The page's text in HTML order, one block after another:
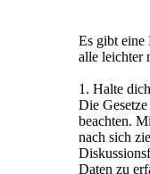
Es gibt eine
alle leichter
1. Halte
Die
beachten.
nach sich
Daten zu